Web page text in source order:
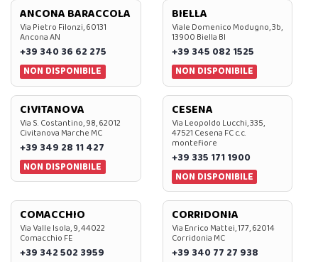
ANCONA BARACCOLA
Via Pietro Filonzi, 60131
Ancona AN
+39 340 36 62 275
NON DISPONIBILE
BIELLA
Viale Domenico Modugno, 3b,
13900 Biella BI
+39 345 082 1525
NON DISPONIBILE
CIVITANOVA
Via S. Costantino, 98, 62012
Civitanova Marche MC
+39 349 28 11 427
NON DISPONIBILE
CESENA
Via Leopoldo Lucchi, 335,
47521 Cesena FC c.c.
montefiore
+39 335 171 1900
NON DISPONIBILE
COMACCHIO
Via Valle Isola, 9, 44022
Comacchio FE
+39 342 502 3959
CORRIDONIA
Via Enrico Mattei, 177, 62014
Corridonia MC
+39 340 77 27 938